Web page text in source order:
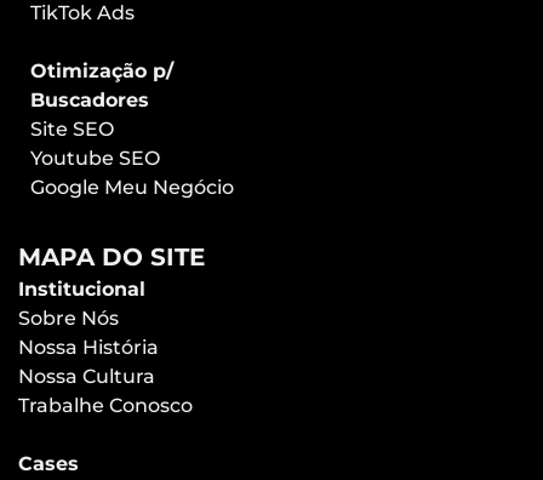
TikTok Ads
Otimização p/
Buscadores
Site SEO
Youtube SEO
Google Meu Negócio
MAPA DO SITE
Institucional
Sobre Nós
Nossa História
Nossa Cultura
Trabalhe Conosco
Cases